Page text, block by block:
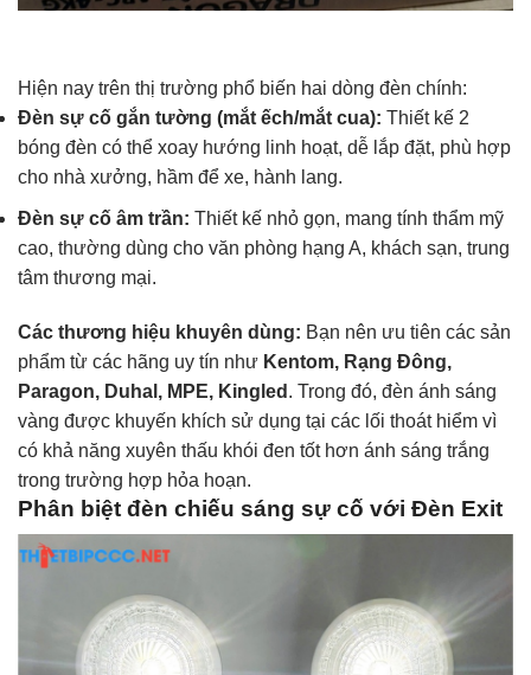
Hiện nay trên thị trường phổ biến hai dòng đèn chính:
Đèn sự cố gắn tường (mắt ếch/mắt cua): Thiết kế 2
bóng đèn có thể xoay hướng linh hoạt, dễ lắp đặt, phù hợp
cho nhà xưởng, hầm để xe, hành lang.
Đèn sự cố âm trần: Thiết kế nhỏ gọn, mang tính thẩm mỹ
cao, thường dùng cho văn phòng hạng A, khách sạn, trung
tâm thương mại.
Các thương hiệu khuyên dùng: Bạn nên ưu tiên các sản
phẩm từ các hãng uy tín như Kentom, Rạng Đông,
Paragon, Duhal, MPE, Kingled . Trong đó, đèn ánh sáng
vàng được khuyến khích sử dụng tại các lối thoát hiểm vì
có khả năng xuyên thấu khói đen tốt hơn ánh sáng trắng
trong trường hợp hỏa hoạn.
Phân biệt đèn chiếu sáng sự cố với Đèn Exit